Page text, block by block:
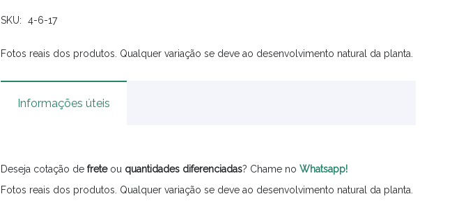
SKU: 4-6-17
Fotos reais dos produtos. Qualquer variação se deve ao desenvolvimento natural da planta.
Informações úteis
Deseja cotação de freteou quantidades diferenciadas? Chame no Whatsapp!
Fotos reais dos produtos. Qualquer variação se deve ao desenvolvimento natural da planta.